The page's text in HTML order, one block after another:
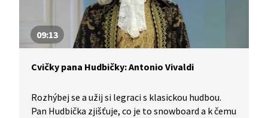
09:13
Cvičky pana Hudbičky: Antonio Vivaldi
Rozhýbej se a užij si legraci s klasickou hudbou.
Pan Hudbička zjišťuje, co je to snowboard a k čemu